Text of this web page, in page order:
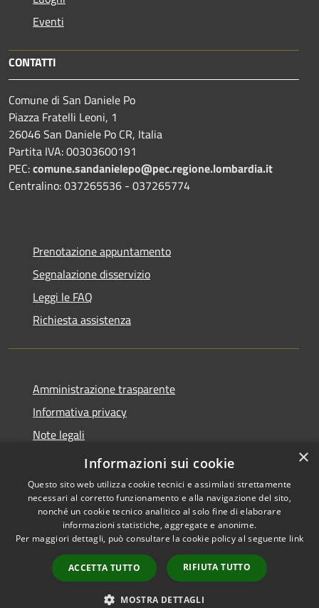
Eventi
CONTATTI
Comune di San Daniele Po
Piazza Fratelli Leoni, 1
26046 San Daniele Po CR, Italia
Partita IVA: 00303600191
PEC:comune.sandanielepo@pec.regione.lombardia.it
Centralino: 037265536 - 037265774
Prenotazione appuntamento
Segnalazione disservizio
Leggi le FAQ
Richiesta assistenza
Amministrazione trasparente
Informativa privacy
Note legali
Dichiarazione di accessibilità
Accessibilità
Copyright © 2026 • Comune di
San Daniele Po • Powered by
Municipium•
Accesso
redazione
×
Informazioni sui cookie
Questo sito web utilizza cookie tecnici e assimilati strettamente
necessari al corretto funzionamento e alla navigazione del sito,
nonché un cookie tecnico analitico al solo fine di elaborare
informazioni statistiche, aggregate e anonime.
Per maggiori dettagli, può consultare la cookie policy al seguente link
ACCETTA TUTTO RIFIUTA TUTTO
MOSTRA DETTAGLI